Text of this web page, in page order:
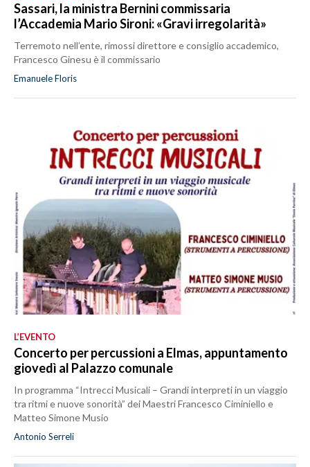
Sassari, la ministra Bernini commissaria
l’Accademia Mario Sironi: «Gravi irregolarità»
Terremoto nell’ente, rimossi direttore e consiglio accademico,
Francesco Ginesu è il commissario
Emanuele Floris
L’EVENTO
Concerto per percussioni a Elmas, appuntamento
giovedì al Palazzo comunale
In programma “Intrecci Musicali – Grandi interpreti in un viaggio
tra ritmi e nuove sonorità” dei Maestri Francesco Ciminiello e
Matteo Simone Musio
Antonio Serreli